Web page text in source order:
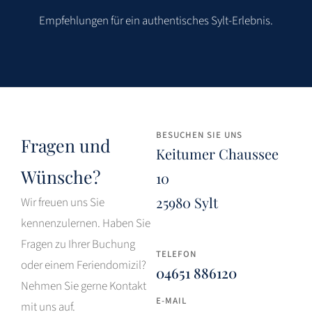
Empfehlungen für ein authentisches Sylt-Erlebnis.
Fragen und
Wünsche?
Wir freuen uns Sie
kennenzulernen. Haben Sie
Fragen zu Ihrer Buchung
oder einem Feriendomizil?
Nehmen Sie gerne Kontakt
mit uns auf.
BESUCHEN SIE UNS
Keitumer Chaussee
10
25980 Sylt
TELEFON
04651 886120
E-MAIL